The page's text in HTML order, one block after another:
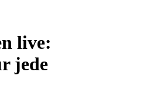
live:
jede